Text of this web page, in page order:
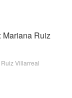
Villarreal